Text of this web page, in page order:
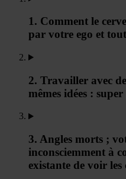
1. Comment le
par votre ego et
2. Travailler avec
mêmes idées :
3. Angles morts ;
inconsciemment à
existante de voir les